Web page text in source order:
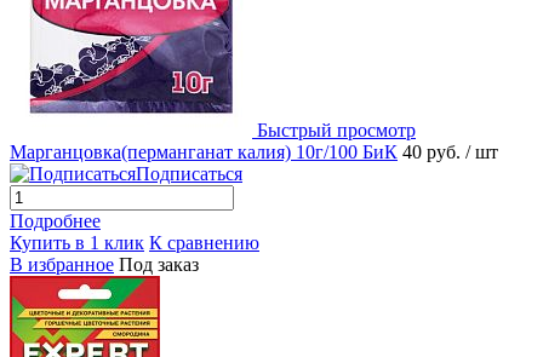
Быстрый просмотр
Марганцовка(перманганат калия) 10г/100 БиК 40 руб. / шт
Подписаться
Подробнее
Купить в 1 клик К сравнению
В избранное Под заказ